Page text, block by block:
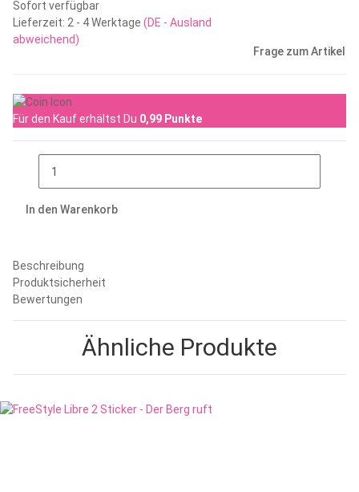
Sofort verfügbar
Lieferzeit: 2 - 4 Werktage (DE - Ausland
abweichend)
Frage zum Artikel
Für den Kauf erhältst Du 0,99 Punkte
In den Warenkorb
Beschreibung
Produktsicherheit
Bewertungen
Ähnliche Produkte